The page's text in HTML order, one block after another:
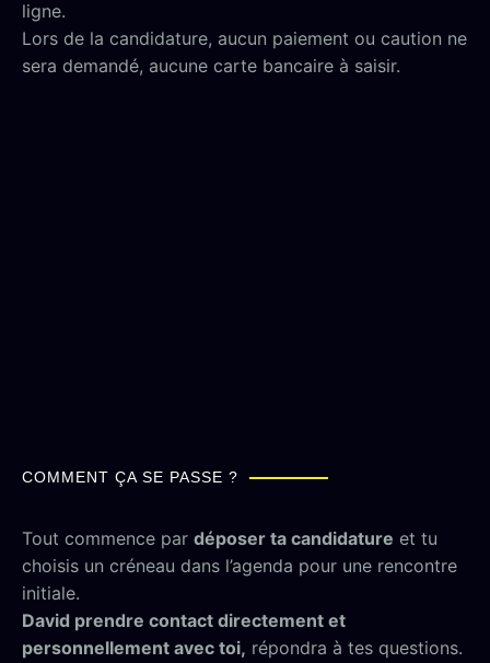
ligne.
Lors de la candidature, aucun paiement ou caution ne
sera demandé, aucune carte bancaire à saisir.
COMMENT ÇA SE PASSE ?
Tout commence par déposer ta candidature et tu
choisis un créneau dans l’agenda pour une rencontre
initiale.
David prendre contact directement et
personnellement avec toi, répondra à tes questions.